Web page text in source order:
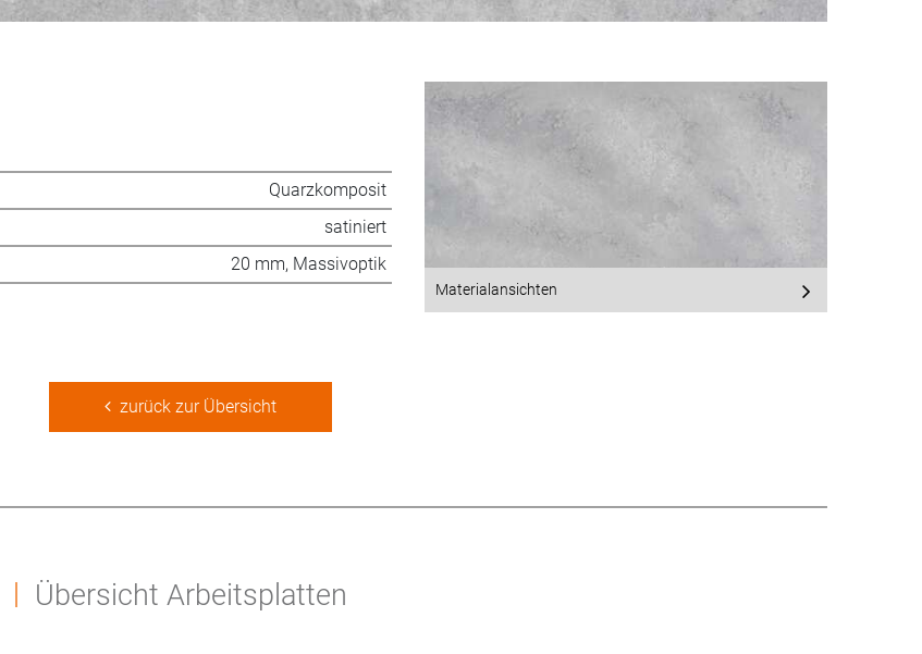
Quarzkomposit
satiniert
20 mm, Massivoptik
Materialansichten
zurück zur Übersicht
Übersicht Arbeitsplatten